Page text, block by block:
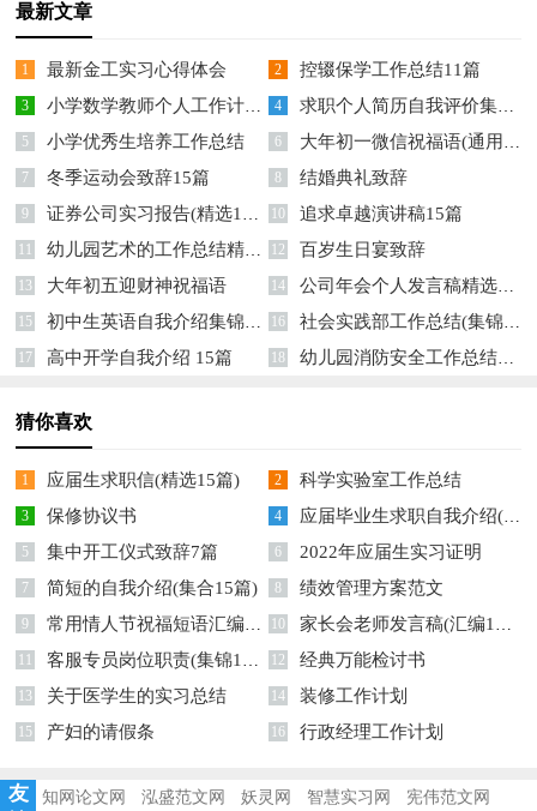
最新文章
1 最新金工实习心得体会 2 控辍保学工作总结11篇
3 小学数学教师个人工作计划15篇 4 求职个人简历自我评价集锦15篇
5 小学优秀生培养工作总结 6 大年初一微信祝福语(通用14篇)
7 冬季运动会致辞15篇 8 结婚典礼致辞
9 证券公司实习报告(精选15篇) 10 追求卓越演讲稿15篇
11 幼儿园艺术的工作总结精选15篇 12 百岁生日宴致辞
13 大年初五迎财神祝福语 14 公司年会个人发言稿精选15篇
15 初中生英语自我介绍集锦12篇 16 社会实践部工作总结(集锦15篇)
17 高中开学自我介绍 15篇 18 幼儿园消防安全工作总结精选14篇
猜你喜欢
1 应届生求职信(精选15篇) 2 科学实验室工作总结
3 保修协议书 4 应届毕业生求职自我介绍(汇编15篇)
5 集中开工仪式致辞7篇 6 2022年应届生实习证明
7 简短的自我介绍(集合15篇) 8 绩效管理方案范文
9 常用情人节祝福短语汇编77句 10 家长会老师发言稿(汇编15篇)
11 客服专员岗位职责(集锦15篇) 12 经典万能检讨书
13 关于医学生的实习总结 14 装修工作计划
15 产妇的请假条 16 行政经理工作计划
友
知网论文网 泓盛范文网 妖灵网 智慧实习网 宪伟范文网